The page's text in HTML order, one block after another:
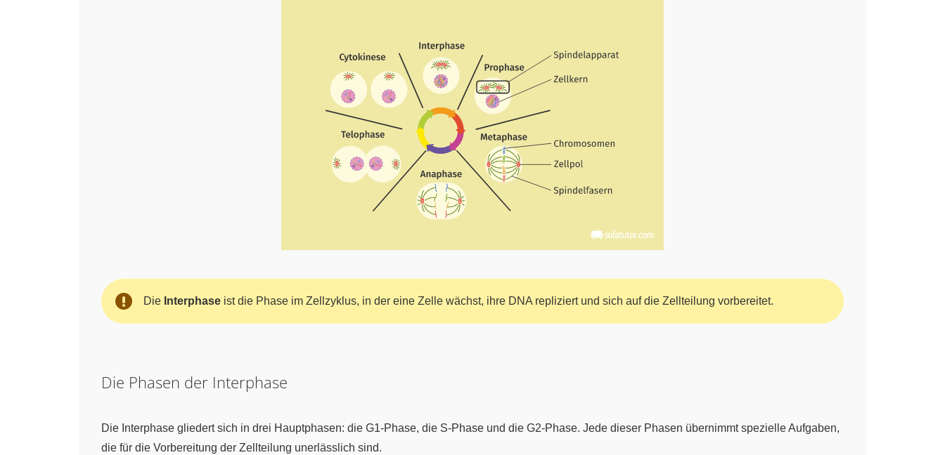
Die Interphase ist die Phase im Zellzyklus, in der eine Zelle wächst, ihre DNA repliziert und sich auf die Zellteilung vorbereitet.
Die Phasen der Interphase
Die Interphase gliedert sich in drei Hauptphasen: die G1-Phase, die S-Phase und die G2-Phase. Jede dieser Phasen übernimmt spezielle Aufgaben,
die für die Vorbereitung der Zellteilung unerlässlich sind.